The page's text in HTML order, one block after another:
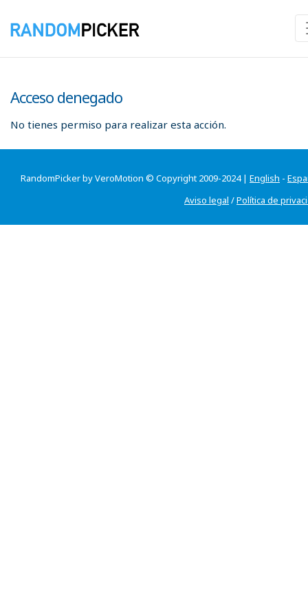
Acceso denegado
No tienes permiso para realizar esta acción.
RandomPicker by VeroMotion © Copyright 2009-2024 | English -
Aviso legal /Política de